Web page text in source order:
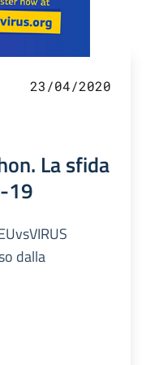
23/04/2020
La sfida
19
dalla